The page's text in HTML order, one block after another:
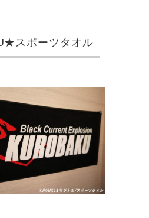
スポーツタオル